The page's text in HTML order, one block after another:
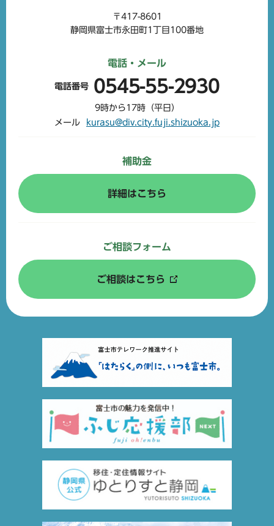
〒417-8601
静岡県富士市永田町1丁目100番地
補助金
詳細はこちら
電話・メール
電話番号 0545-55-2930
9時から17時（平日）
メール
kurasu@div.city.fuji.shizuoka.jp
ご相談フォーム
ご相談はこちら